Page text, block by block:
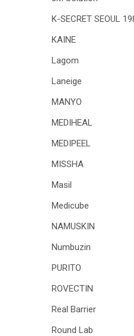
K-SECRET SEOUL
KAINE
Lagom
Laneige
MANYO
MEDIHEAL
MEDIPEEL
MISSHA
Masil
Medicube
NAMUSKIN
Numbuzin
PURITO
ROVECTIN
Real Barrier
Round Lab